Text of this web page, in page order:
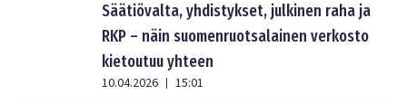
Säätiövalta, yhdistykset, julkinen raha ja
RKP – näin suomenruotsalainen verkosto
kietoutuu yhteen
10.04.2026 | 15:01